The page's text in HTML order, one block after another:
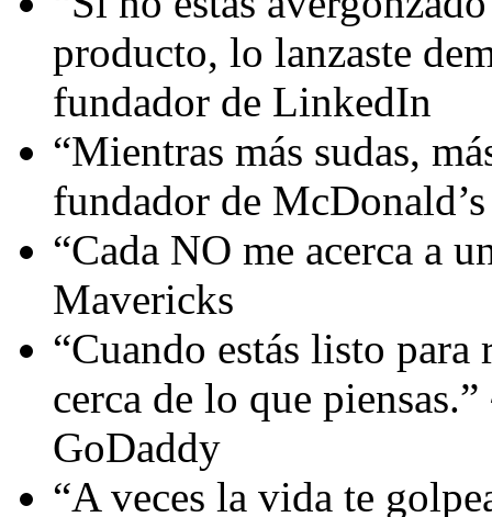
producto, lo lanzaste
fundador de LinkedIn
“Mientras más sudas,
fundador de McDonald’s
“Cada NO me acerca a
Mavericks
“Cuando estás listo para
cerca de lo que
GoDaddy
“A veces la vida te